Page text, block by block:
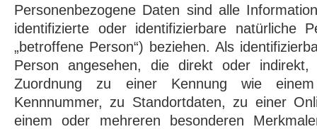
Personenbezogene Daten sind alle
identifizierte oder identifizierbare natürliche
„betroffene Person“) beziehen. Als
Person angesehen, die direkt oder indirekt,
Zuordnung zu einer Kennung wie
Kennnummer, zu Standortdaten, zu einer
einem oder mehreren besonderen